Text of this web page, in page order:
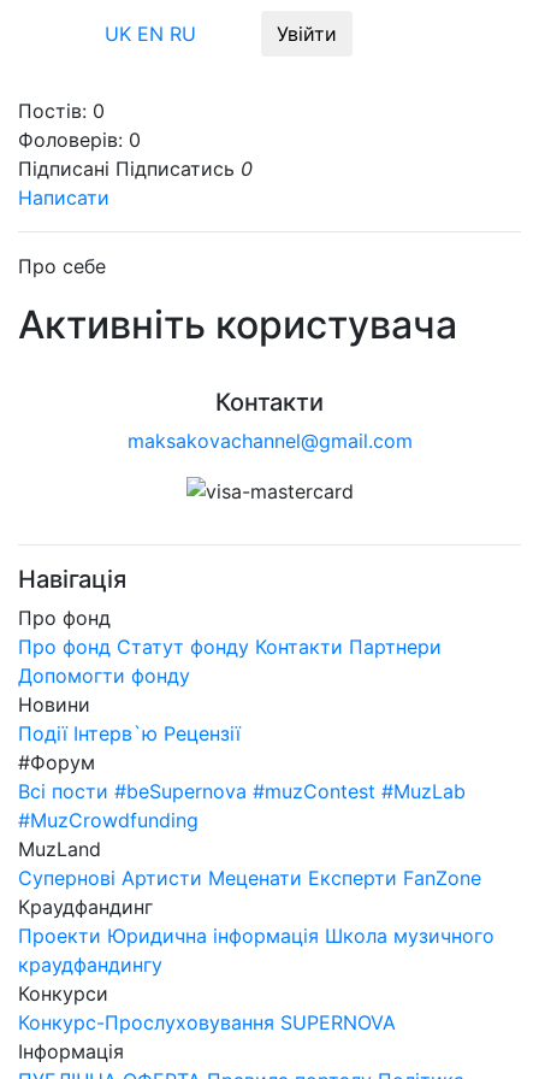
UK EN RU Увійти
Постів: 0
Фоловерів: 0
Підписані Підписатись 0
Написати
Про себе
Активніть користувача
Контакти
maksakovachannel@gmail.com
Навігація
Про фонд
Про фонд Статут фонду Контакти Партнери
Допомогти фонду
Новини
Події Інтерв`ю Рецензії
#Форум
Всі пости #beSupernova #muzContest #MuzLab
#MuzCrowdfunding
MuzLand
Супернові Артисти Меценати Експерти FanZone
Краудфандинг
Проекти Юридична інформація Школа музичного
краудфандингу
Конкурси
Конкурс-Прослуховування SUPERNOVA
Інформація